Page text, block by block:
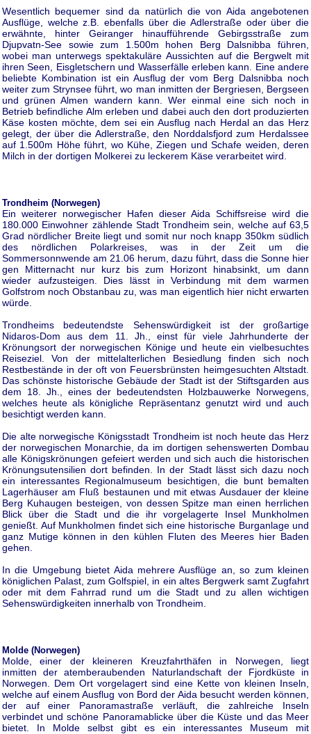
Wesentlich bequemer sind da natürlich die von Aida angebotenen
Ausflüge, welche z.B. ebenfalls über die Adlerstraße oder über die
erwähnte, hinter Geiranger hinaufführende Gebirgsstraße zum
Djupvatn-See sowie zum 1.500m hohen Berg Dalsnibba führen,
wobei man unterwegs spektakuläre Aussichten auf die Bergwelt mit
ihren Seen, Eisgletschern und Wasserfälle erleben kann. Eine andere
beliebte Kombination ist ein Ausflug der vom Berg Dalsnibba noch
weiter zum Strynsee führt, wo man inmitten der Bergriesen, Bergseen
und grünen Almen wandern kann. Wer einmal eine sich noch in
Betrieb befindliche Alm erleben und dabei auch den dort produzierten
Käse kosten möchte, dem sei ein Ausflug nach Herdal an das Herz
gelegt, der über die Adlerstraße, den Norddalsfjord zum Herdalssee
auf 1.500m Höhe führt, wo Kühe, Ziegen und Schafe weiden, deren
Milch in der dortigen Molkerei zu leckerem Käse verarbeitet wird.
Trondheim (Norwegen)
Ein weiterer norwegischer Hafen dieser Aida Schiffsreise wird die
180.000 Einwohner zählende Stadt Trondheim sein, welche auf 63,5
Grad nördlicher Breite liegt und somit nur noch knapp 350km südlich
des nördlichen Polarkreises, was in der Zeit um die
Sommersonnwende am 21.06 herum, dazu führt, dass die Sonne hier
gen Mitternacht nur kurz bis zum Horizont hinabsinkt, um dann
wieder aufzusteigen. Dies lässt in Verbindung mit dem warmen
Golfstrom noch Obstanbau zu, was man eigentlich hier nicht erwarten
würde.
Trondheims bedeutendste Sehenswürdigkeit ist der großartige
Nidaros-Dom aus dem 11. Jh., einst für viele Jahrhunderte der
Krönungsort der norwegischen Könige und heute ein vielbesuchtes
Reiseziel. Von der mittelalterlichen Besiedlung finden sich noch
Restbestände in der oft von Feuersbrünsten heimgesuchten Altstadt.
Das schönste historische Gebäude der Stadt ist der Stiftsgarden aus
dem 18. Jh., eines der bedeutendsten Holzbauwerke Norwegens,
welches heute als königliche Repräsentanz genutzt wird und auch
besichtigt werden kann.
Die alte norwegische Königsstadt Trondheim ist noch heute das Herz
der norwegischen Monarchie, da im dortigen sehenswerten Dombau
alle Königskrönungen gefeiert werden und sich auch die historischen
Krönungsutensilien dort befinden. In der Stadt lässt sich dazu noch
ein interessantes Regionalmuseum besichtigen, die bunt bemalten
Lagerhäuser am Fluß bestaunen und mit etwas Ausdauer der kleine
Berg Kuhaugen besteigen, von dessen Spitze man einen herrlichen
Blick über die Stadt und die ihr vorgelagerte Insel Munkholmen
genießt. Auf Munkholmen findet sich eine historische Burganlage und
ganz Mutige können in den kühlen Fluten des Meeres hier Baden
gehen.
In die Umgebung bietet Aida mehrere Ausflüge an, so zum kleinen
königlichen Palast, zum Golfspiel, in ein altes Bergwerk samt Zugfahrt
oder mit dem Fahrrad rund um die Stadt und zu allen wichtigen
Sehenswürdigkeiten innerhalb von Trondheim.
Molde (Norwegen)
Molde, einer der kleineren Kreuzfahrthäfen in Norwegen, liegt
inmitten der atemberaubenden Naturlandschaft der Fjordküste in
Norwegen. Dem Ort vorgelagert sind eine Kette von kleinen Inseln,
welche auf einem Ausflug von Bord der Aida besucht werden können,
der auf einer Panoramastraße verläuft, die zahlreiche Inseln
verbindet und schöne Panoramablicke über die Küste und das Meer
bietet. In Molde selbst gibt es ein interessantes Museum mit